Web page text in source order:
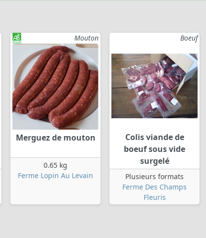
Mouton
Merguez de mouton
0.65 kg
Ferme Lopin Au Levain
Boeuf
Colis viande de
boeuf sous vide
surgelé
Plusieurs formats
Ferme Des Champs
Fleuris